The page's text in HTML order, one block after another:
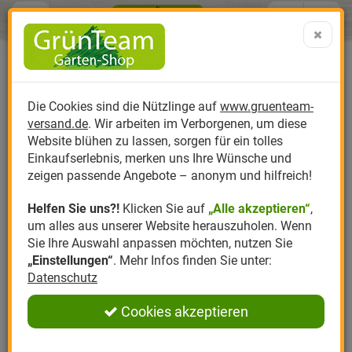
Produktkatalog
Anzucht
Dünger
Erde
Kompost
Pflanzenstärkung
Nützlinge Nützlinge gegen
Nützlingsarten
Nützlingsförderung
Nützlingszubehör
Hersteller
Biplantol
Felco
Gloria
Greenfield
Romberg
Themenwelt
Gemüsegarten
Rasen
Rosen
Ziergarten
Kräutergarten
Ratgeber
Aktuelle Themen
Schädlinge aktuell
Angebote
Sparsets / Set-
Angebote
0 ARTIKEL IM WARENKORB
Ergebnisse () Fertig
Menü Search
Die Cookies sind die Nützlinge auf www.gruenteam-
versand.de. Wir arbeiten im Verborgenen, um diese
Website blühen zu lassen, sorgen für ein tolles
Einkaufserlebnis, merken uns Ihre Wünsche und
zeigen passende Angebote – anonym und hilfreich!
Helfen Sie uns?! Klicken Sie auf „Alle akzeptieren“,
um alles aus unserer Website herauszuholen. Wenn
Sie Ihre Auswahl anpassen möchten, nutzen Sie
„Einstellungen“. Mehr Infos finden Sie unter:
Datenschutz
Cookies akzeptieren